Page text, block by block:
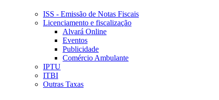
ISS - Emissão de Notas Fiscais
Licenciamento e fiscalização
Alvará Online
Eventos
Publicidade
Comércio Ambulante
IPTU
ITBI
Outras Taxas